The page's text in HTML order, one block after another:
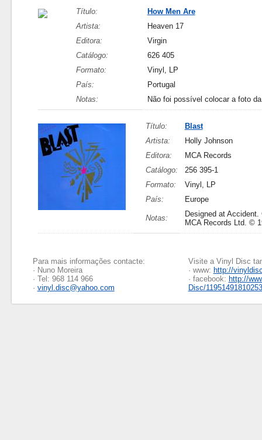
Título:
How Men Are
Artista:
Heaven 17
Editora:
Virgin
Catálogo:
626 405
Formato:
Vinyl, LP
País:
Portugal
Notas:
Não foi possível colocar a foto
Título:
Blast
Artista:
Holly Johnson
Editora:
MCA Records
Catálogo:
256 395-1
Formato:
Vinyl, LP
País:
Europe
Notas:
Designed at
MCA Records Ltd. ©
Para mais informações contacte:
· Nuno Moreira
· Tel: 968 114 966
· vinyl.disc@yahoo.com
Visite a Vinyl Disc
· www: http://
· facebook: http://
Disc/